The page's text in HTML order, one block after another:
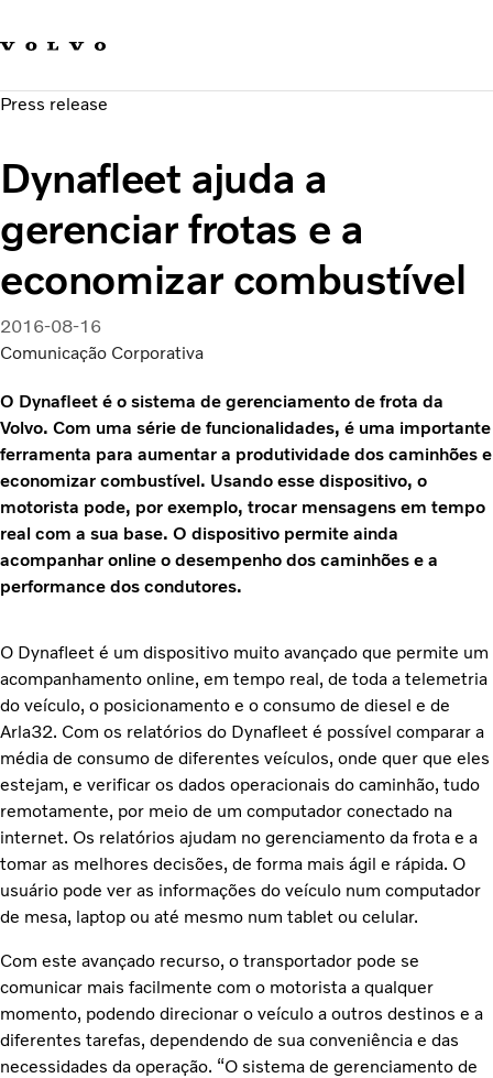
Carreira
Sustentabilidade e Segurança
Press release
Dynafleet ajuda a
gerenciar frotas e a
economizar combustível
2016-08-16
Comunicação Corporativa
O Dynafleet é o sistema de gerenciamento de frota da
Volvo. Com uma série de funcionalidades, é uma importante
ferramenta para aumentar a produtividade dos caminhões e
economizar combustível. Usando esse dispositivo, o
motorista pode, por exemplo, trocar mensagens em tempo
real com a sua base. O dispositivo permite ainda
acompanhar online o desempenho dos caminhões e a
performance dos condutores.
O Dynafleet é um dispositivo muito avançado que permite um
acompanhamento online, em tempo real, de toda a telemetria
do veículo, o posicionamento e o consumo de diesel e de
Arla32. Com os relatórios do Dynafleet é possível comparar a
média de consumo de diferentes veículos, onde quer que eles
estejam, e verificar os dados operacionais do caminhão, tudo
remotamente, por meio de um computador conectado na
internet. Os relatórios ajudam no gerenciamento da frota e a
tomar as melhores decisões, de forma mais ágil e rápida. O
usuário pode ver as informações do veículo num computador
de mesa, laptop ou até mesmo num tablet ou celular.
Com este avançado recurso, o transportador pode se
comunicar mais facilmente com o motorista a qualquer
momento, podendo direcionar o veículo a outros destinos e a
diferentes tarefas, dependendo de sua conveniência e das
necessidades da operação. “O sistema de gerenciamento de